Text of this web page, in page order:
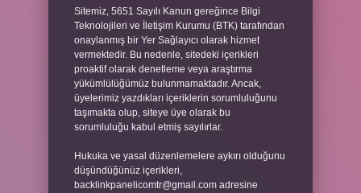
Sitemiz, 5651 Sayılı Kanun gereğince Bilgi
Teknolojileri ve İletişim Kurumu (BTK) tarafından
onaylanmış bir Yer Sağlayıcı olarak hizmet
vermektedir. Bu nedenle, sitedeki içerikleri
proaktif olarak denetleme veya araştırma
yükümlülüğümüz bulunmamaktadır. Ancak,
üyelerimiz yazdıkları içeriklerin sorumluluğunu
taşımakta olup, siteye üye olarak bu
sorumluluğu kabul etmiş sayılırlar.
Hukuka ve yasal düzenlemelere aykırı olduğunu
düşündüğünüz içerikleri,
backlinkpanelicomtr@gmail.com adresine